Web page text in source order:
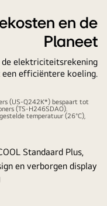
en de
Planeet
elektriciteitsrekening
een efficiëntere koeling.
(US-Q242K*) bespaart tot
(TS-H246SDAO).
temperatuur (26°C),